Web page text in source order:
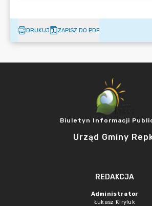
DRUKUJ ZAPISZ DO PDF
Biuletyn Informacji
Urząd Gminy
REDAKCJA
Administrator
Łukasz Kiryluk